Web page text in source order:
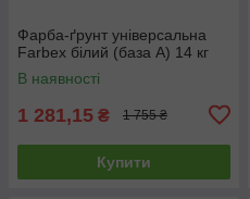
Фарба-ґрунт універсальна
Farbex білий (база А) 14 кг
В наявності
1 281,15 ₴ 1 755 ₴
Купити